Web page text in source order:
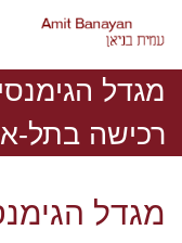
מגדל
רכישה בתל-
מגדל